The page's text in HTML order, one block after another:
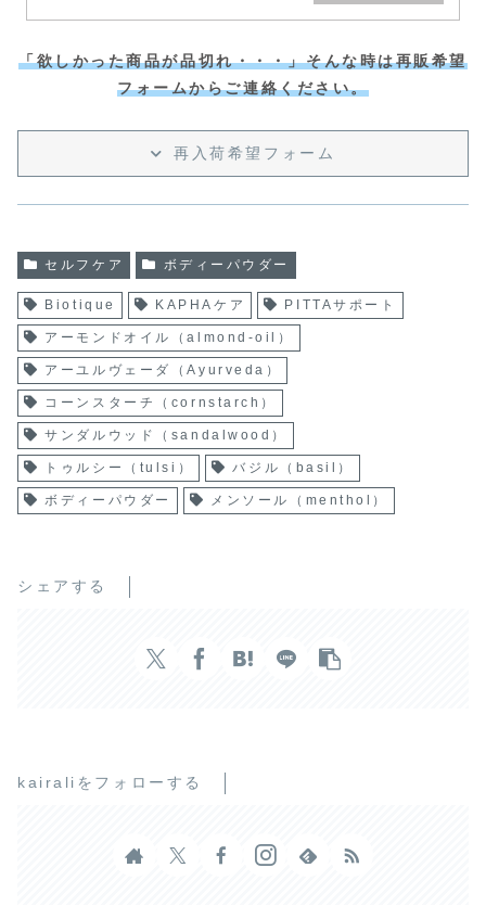
「欲しかった商品が品切れ・・・」そんな時は再販希望
フォームからご連絡ください。
再入荷希望フォーム
セルフケア ボディーパウダー
Biotique KAPHAケア PITTAサポート
アーモンドオイル（almond-oil）
アーユルヴェーダ（Ayurveda）
コーンスターチ（cornstarch）
サンダルウッド（sandalwood）
トゥルシー（tulsi） バジル（basil）
ボディーパウダー メンソール（menthol）
シェアする
kairaliをフォローする